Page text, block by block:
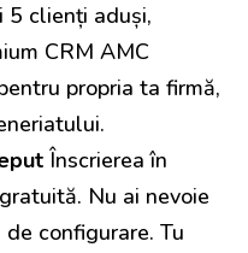
5 clienți aduși,
CRM AMC
propria ta firmă,
Înscrierea în
Nu ai nevoie
configurare. Tu